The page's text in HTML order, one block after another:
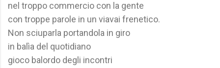
nel troppo commercio con la gente
con troppe parole in un viavai frenetico.
Non sciuparla portandola in giro
in balìa del quotidiano
gioco balordo degli incontri